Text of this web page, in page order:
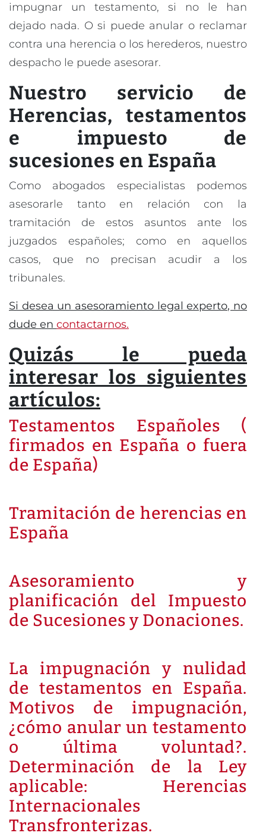
impugnar un testamento, si no le han
dejado nada. O si puede anular o reclamar
contra una herencia o los herederos, nuestro
despacho le puede asesorar.
Nuestro servicio de
Herencias, testamentos
e impuesto de
sucesiones en España
Como abogados especialistas podemos
asesorarle tanto en relación con la
tramitación de estos asuntos ante los
juzgados españoles; como en aquellos
casos, que no precisan acudir a los
tribunales.
Si desea un asesoramiento legal experto, no
dude en contactarnos.
Quizás le pueda
interesar los siguientes
artículos:
Testamentos Españoles (
firmados en España o fuera
de España)
Tramitación de herencias en
España
Asesoramiento y
planificación del Impuesto
de Sucesiones y Donaciones.
La impugnación y nulidad
de testamentos en España.
Motivos de impugnación,
¿cómo anular un testamento
o última voluntad?.
Determinación de la Ley
aplicable: Herencias
Internacionales
Transfronterizas.